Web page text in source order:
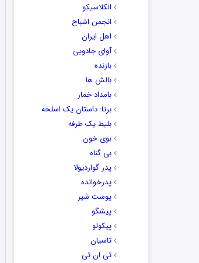
الکلاسیکو
انجمن اشباح
اهل ایران
آوای جادویی
بازنده
بالش ها
بامداد خمار
برتا: داستان یک اسلحه
بلیط یک‌‌ طرفه
بوی خون
بی گناه
پدر گواردیولا
پدرخوانده
پوست شیر
پیشگو
پیکولو
تاسیان
تی ان تی